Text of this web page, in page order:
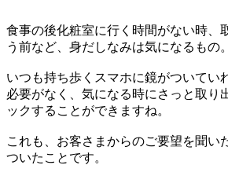
食事の後化粧室に行く時間がない時、
う前など、身だしなみは気になるもの。
いつも持ち歩くスマホに鏡がついてい
必要がなく、気になる時にさっと取り
ックすることができますね。
これも、お客さまからのご要望を聞い
ついたことです。